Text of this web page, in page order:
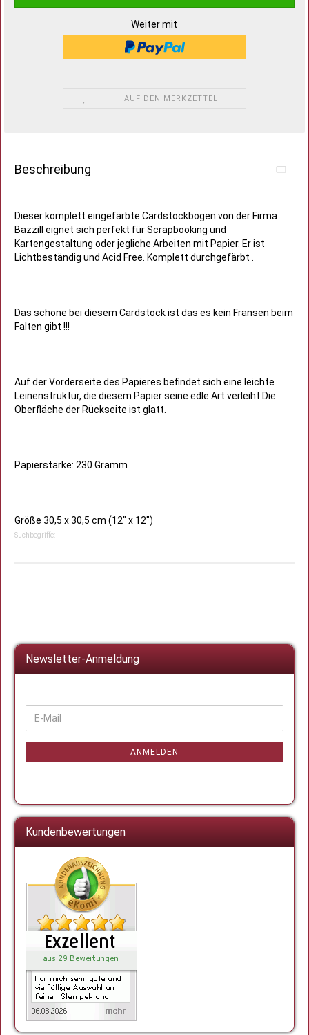
Weiter mit
AUF DEN MERKZETTEL
Beschreibung
Dieser komplett eingefärbte Cardstockbogen von der Firma
Bazzill eignet sich perfekt für Scrapbooking und
Kartengestaltung oder jegliche Arbeiten mit Papier. Er ist
Lichtbeständig und Acid Free. Komplett durchgefärbt .
Das schöne bei diesem Cardstock ist das es kein Fransen beim
Falten gibt !!!
Auf der Vorderseite des Papieres befindet sich eine leichte
Leinenstruktur, die diesem Papier seine edle Art verleiht.Die
Oberfläche der Rückseite ist glatt.
Papierstärke: 230 Gramm
Größe 30,5 x 30,5 cm (12" x 12")
Suchbegriffe:
Newsletter-Anmeldung
WEITER
ZUR
NEWSLETTER-
E-
Mail
ANMELDEN
Kundenbewertungen